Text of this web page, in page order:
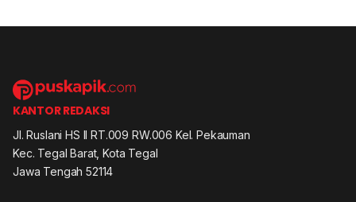
KANTOR REDAKSI
Jl. Ruslani HS II RT.009 RW.006 Kel. Pekauman
Kec. Tegal Barat, Kota Tegal
Jawa Tengah 52114